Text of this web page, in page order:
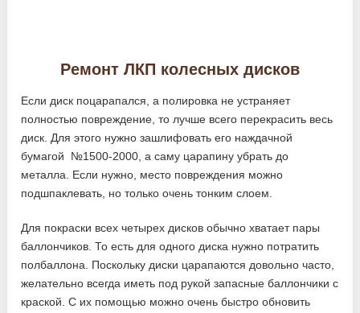
Ремонт ЛКП колесных дисков
Если диск поцарапался, а полировка не устраняет
полностью повреждение, то лучше всего перекрасить весь
диск. Для этого нужно зашлифовать его наждачной
бумагой №1500-2000, а саму царапину убрать до
металла. Если нужно, место повреждения можно
подшпаклевать, но только очень тонким слоем.
Для покраски всех четырех дисков обычно хватает пары
баллончиков. То есть для одного диска нужно потратить
полбаллона. Поскольку диски царапаются довольно часто,
желательно всегда иметь под рукой запасные баллончики с
краской. С их помощью можно очень быстро обновить